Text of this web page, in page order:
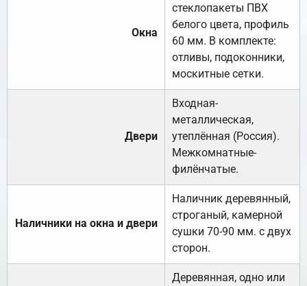
Окна
стеклопакеты ПВХ
белого цвета, профиль
60 мм. В комплекте:
отливы, подоконники,
москитные сетки.
Двери
Входная-
металлическая,
утеплённая (Россия).
Межкомнатные-
филёнчатые.
Наличники на окна и двери
Наличник деревянный,
строганый, камерной
сушки 70-90 мм. с двух
сторон.
Деревянная, одно или